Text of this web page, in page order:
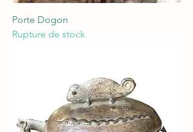
Porte Dogon
Rupture de stock